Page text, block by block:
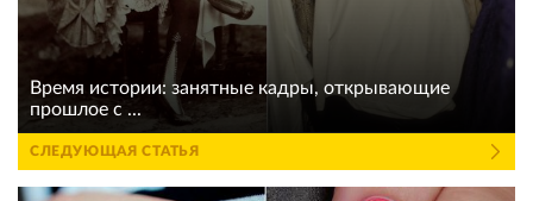
Время истории: занятные кадры, открывающие
прошлое с ...
СЛЕДУЮЩАЯ СТАТЬЯ